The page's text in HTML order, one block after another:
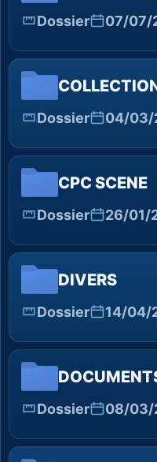
Dossier 07/07/
Dossier 04/03/
CPC SCENE
Dossier 26/01/
DIVERS
Dossier 14/04/
Dossier 08/03/